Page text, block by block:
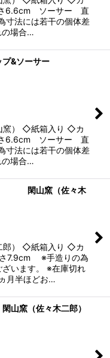
6.6cm ソーサー 直
法には若干の個体差
の場合…
&ソーサー
） ◇紙箱入り ◇カ
6.6cm ソーサー 直
法には若干の個体差
の場合…
山窯（佐々木
） ◇紙箱入り ◇カ
7.9cm ※手造りの為
います。 ※在庫切れ
月半ほどお…
佐々木二郎）